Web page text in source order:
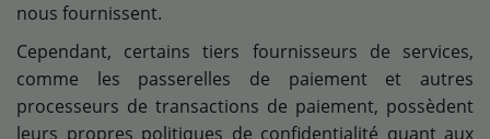
nous fournissent.
Cependant, certains tiers fournisseurs de services,
comme les passerelles de paiement et autres
processeurs de transactions de paiement, possèdent
leurs propres politiques de confidentialité quant aux